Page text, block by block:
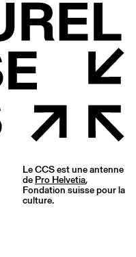
Le CCS est une antenne
de Pro Helvetia,
Fondation suisse pour la
culture.